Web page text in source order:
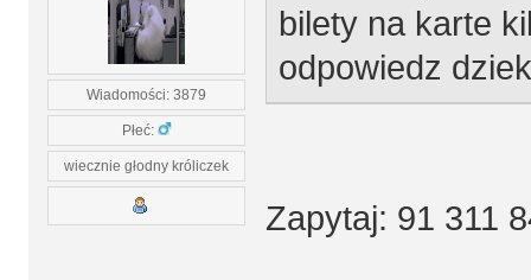
Wiadomości: 3879
Płeć:
wiecznie głodny króliczek
bilety na karte
odpowiedz
Zapytaj: 91 311